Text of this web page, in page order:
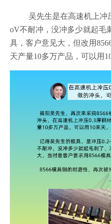
吴先生是在高速机上冲
oV不耐冲，没冲多少就起毛
具，客户意见大，但改用
天产量10多万产品，可以用